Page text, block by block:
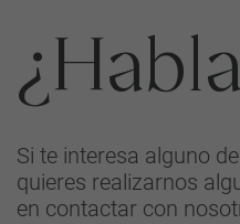
Si te interesa alguno
quieres realizarnos
en contactar con